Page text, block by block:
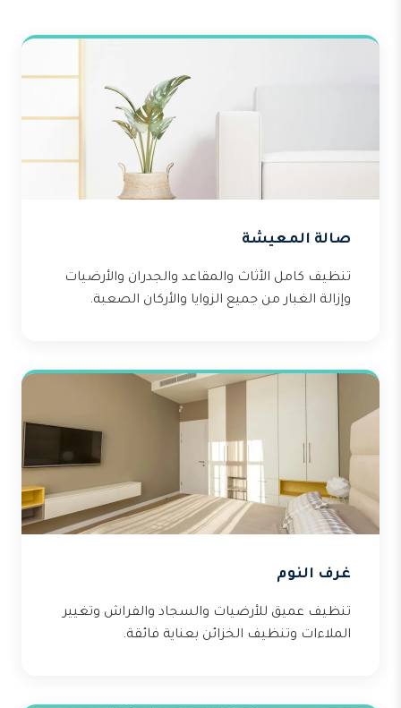
صالة المعيشة
تنظيف كامل الأثاث والمقاعد والجدران والأرضيات
وإزالة الغبار من جميع الزوايا والأركان الصعبة.
غرف النوم
تنظيف عميق للأرضيات والسجاد والفراش وتغيير
الملاءات وتنظيف الخزائن بعناية فائقة.